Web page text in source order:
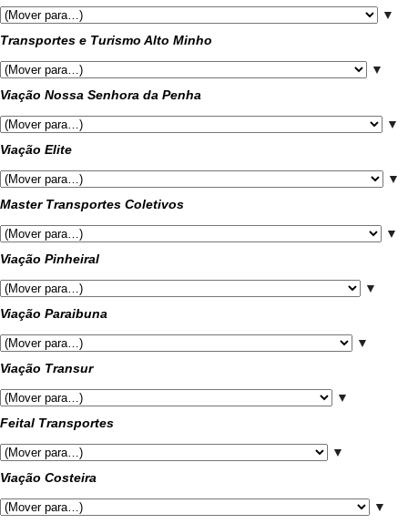
▼
Transportes e Turismo Alto Minho
▼
Viação Nossa Senhora da Penha
▼
Viação Elite
▼
Master Transportes Coletivos
▼
Viação Pinheiral
▼
Viação Paraibuna
▼
Viação Transur
▼
Feital Transportes
▼
Viação Costeira
▼